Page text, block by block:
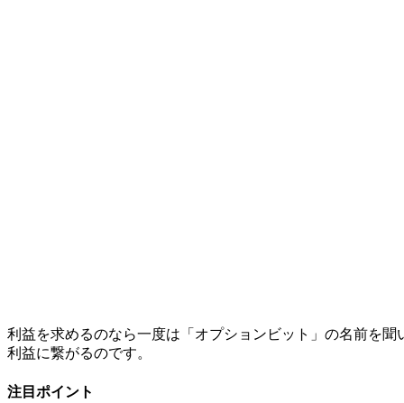
利益を求めるのなら一度は「オプションビット」の名前を
利益に繋がるのです。
注目ポイント